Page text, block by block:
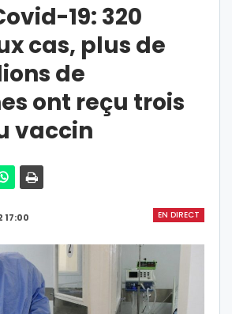
19: 320
cas, plus de
de
ont reçu trois
vaccin
EN DIRECT
17:00